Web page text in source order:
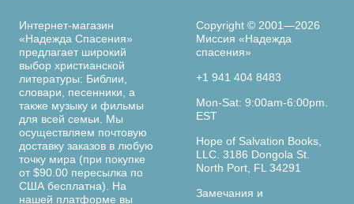
Интернет-магазин
«Надежда Спасения»
предлагает широкий
выбор христианской
литературы: Библии,
словари, песенники, а
также музыку и фильмы
для всей семьи. Мы
осуществляем почтовую
доставку заказов в любую
точку мира (при покупке
от $90.00 пересылка по
США бесплатна). На
нашей платформе вы
Copyright © 2001—2026
Миссия «Надежда
спасения»
+1 941 404 8483
Mon-Sat: 9:00am-6:00pm.
EST
Hope of Salvation Books,
LLC. 3186 Dongola St.
North Port, FL 34291
Замечания и